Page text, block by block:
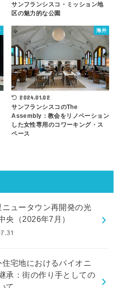
サンフランシスコ・ミッション地
区の魅力的な公園
海外
2024.01.02
サンフランシスコのThe
Assembly：教会をリノベーション
した女性専用のコワーキング・ス
ペース
ニュータウン再開発の光
央（2026年7月）
住宅地におけるパイオニ
承：街の作り手としての